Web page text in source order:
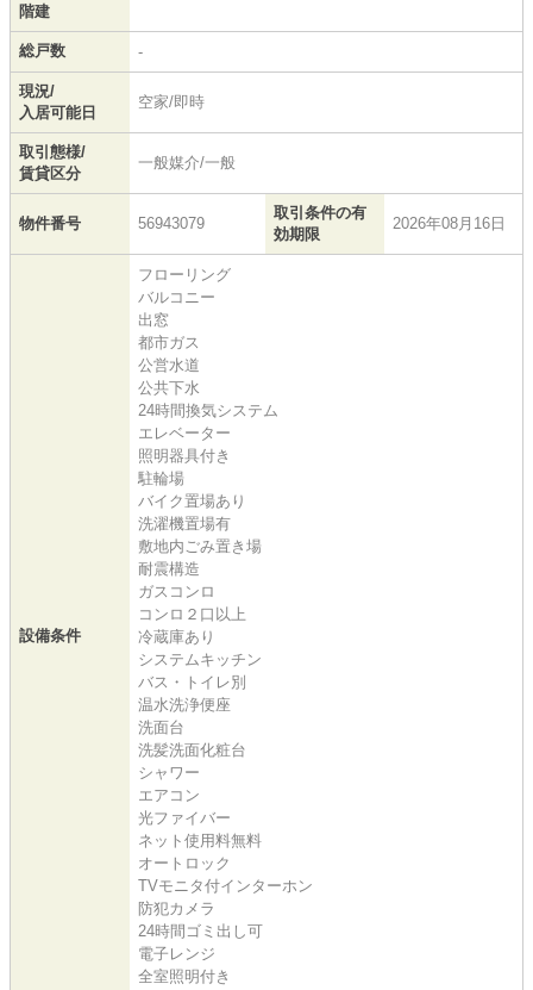
階建
総戸数 -
現況/
入居可能日
空家/即時
取引態様/
賃貸区分
一般媒介/一般
物件番号 56943079
取引条件の有
効期限
2026年08月16日
設備条件
フローリング
バルコニー
出窓
都市ガス
公営水道
公共下水
24時間換気システム
エレベーター
照明器具付き
駐輪場
バイク置場あり
洗濯機置場有
敷地内ごみ置き場
耐震構造
ガスコンロ
コンロ２口以上
冷蔵庫あり
システムキッチン
バス・トイレ別
温水洗浄便座
洗面台
洗髪洗面化粧台
シャワー
エアコン
光ファイバー
ネット使用料無料
オートロック
TVモニタ付インターホン
防犯カメラ
24時間ゴミ出し可
電子レンジ
全室照明付き